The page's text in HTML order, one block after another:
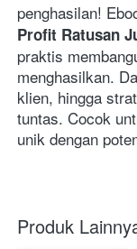
penghasilan!
Profit Ratusan
praktis
menghasilkan.
klien, hingga
tuntas. Cocok
unik dengan
Produk